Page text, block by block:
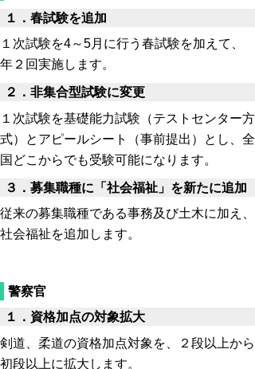
１．春試験を追加
１次試験を4～5月に行う春試験を加えて、
年２回実施します。
２． 非集合型試験に変更
１次試験を基礎能力試験（テストセンター方
式）とアピールシート（事前提出）とし、全
国どこからでも受験可能になります。
３． 募集職種に「社会福祉」を新たに追加
従来の募集職種である事務及び土木に加え、
社会福祉を追加します。
警察官
１．資格加点の対象拡大
剣道、柔道の資格加点対象を、２段以上から
初段以上に拡大します。